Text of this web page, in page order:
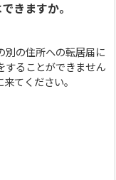
きますか。
別の住所への転居届に
することができません
てください。